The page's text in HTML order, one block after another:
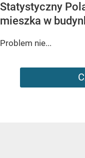
Statystyczny
mieszka w
Problem nie...